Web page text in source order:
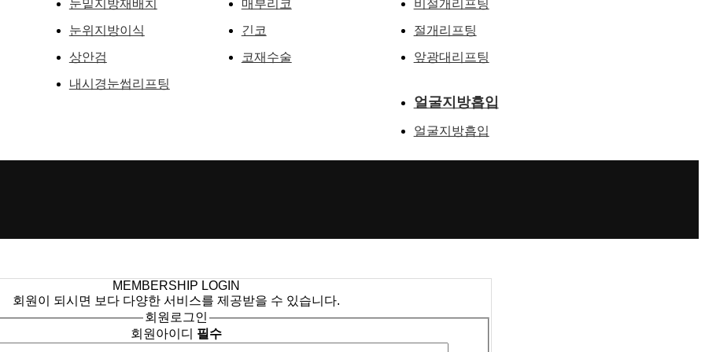
눈밑지방재배치
눈위지방이식
상안검
내시경눈썹리프팅
매부리코
긴코
코재수술
비절개리프팅
절개리프팅
앞광대리프팅
얼굴지방흡입
얼굴지방흡입
MEMBERSHIP LOGIN
회원이 되시면 보다 다양한 서비스를 제공받을 수 있습니다.
회원로그인
회원아이디 필수